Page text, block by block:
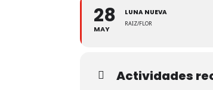
28
MAY
LUNA NUEVA
RAIZ/FLOR
Actividades